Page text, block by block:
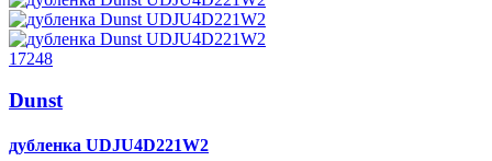
17248
Dunst
дубленка UDJU4D221W2